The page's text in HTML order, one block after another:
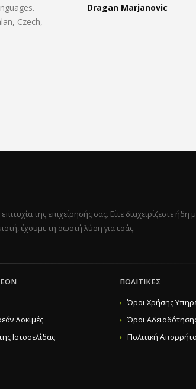
Czech,
encouraged to upgrade. Changelog[=]
Dragan Marjanovic
της επιχείρησής σας. Είτε διαχειρίζεστε ήδη
έχουμε τη σωστή λύση για εσάς.
Δοκιμές
Ιστοσελίδας
ΠΟΛΙΤΙΚΈΣ
Όροι Χρήσης
Όροι
Πολιτική